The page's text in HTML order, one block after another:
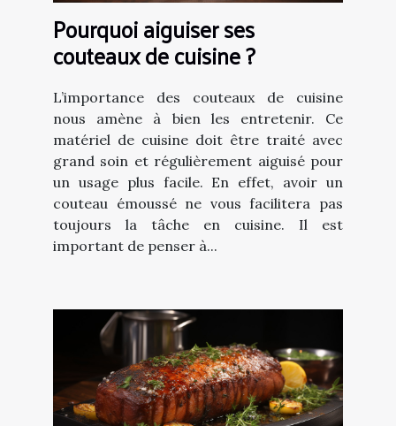
Pourquoi aiguiser ses
couteaux de cuisine ?
L’importance des couteaux de cuisine
nous amène à bien les entretenir. Ce
matériel de cuisine doit être traité avec
grand soin et régulièrement aiguisé pour
un usage plus facile. En effet, avoir un
couteau émoussé ne vous facilitera pas
toujours la tâche en cuisine. Il est
important de penser à...